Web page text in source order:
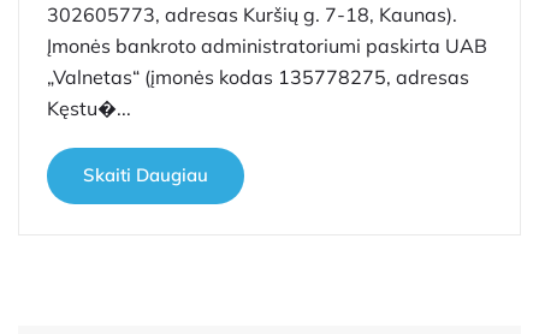
302605773, adresas Kuršių g. 7-18, Kaunas).
Įmonės bankroto administratoriumi paskirta UAB
„Valnetas“ (įmonės kodas 135778275, adresas
Kęstu�...
Skaiti Daugiau